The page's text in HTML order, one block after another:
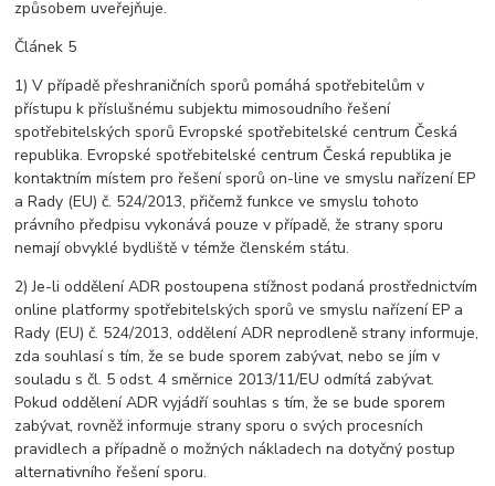
způsobem uveřejňuje.
Článek 5
1) V případě přeshraničních sporů pomáhá spotřebitelům v
přístupu k příslušnému subjektu mimosoudního řešení
spotřebitelských sporů Evropské spotřebitelské centrum Česká
republika. Evropské spotřebitelské centrum Česká republika je
kontaktním místem pro řešení sporů on-line ve smyslu nařízení EP
a Rady (EU) č. 524/2013, přičemž funkce ve smyslu tohoto
právního předpisu vykonává pouze v případě, že strany sporu
nemají obvyklé bydliště v témže členském státu.
2) Je-li oddělení ADR postoupena stížnost podaná prostřednictvím
online platformy spotřebitelských sporů ve smyslu nařízení EP a
Rady (EU) č. 524/2013, oddělení ADR neprodleně strany informuje,
zda souhlasí s tím, že se bude sporem zabývat, nebo se jím v
souladu s čl. 5 odst. 4 směrnice 2013/11/EU odmítá zabývat.
Pokud oddělení ADR vyjádří souhlas s tím, že se bude sporem
zabývat, rovněž informuje strany sporu o svých procesních
pravidlech a případně o možných nákladech na dotyčný postup
alternativního řešení sporu.